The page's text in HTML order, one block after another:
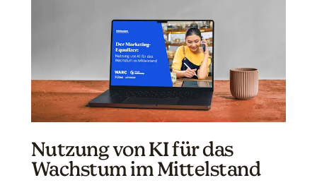
Nutzung von KI für das
Wachstum im Mittelstand